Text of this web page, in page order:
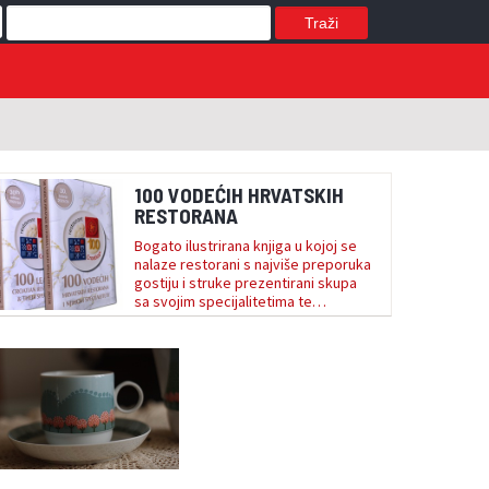
Traži
100 VODEĆIH HRVATSKIH
RESTORANA
Bogato ilustrirana knjiga u kojoj se
nalaze restorani s najviše preporuka
gostiju i struke prezentirani skupa
sa svojim specijalitetima te
prirodnim i kulturnim okružjem.